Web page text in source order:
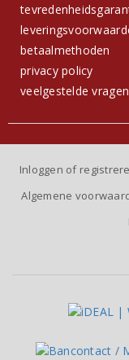
betaalmethoden
privacy policy
veelgestelde vragen
Inloggen of
Algemene